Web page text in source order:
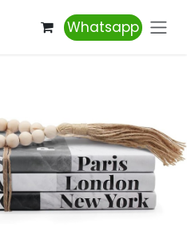
Whatsapp